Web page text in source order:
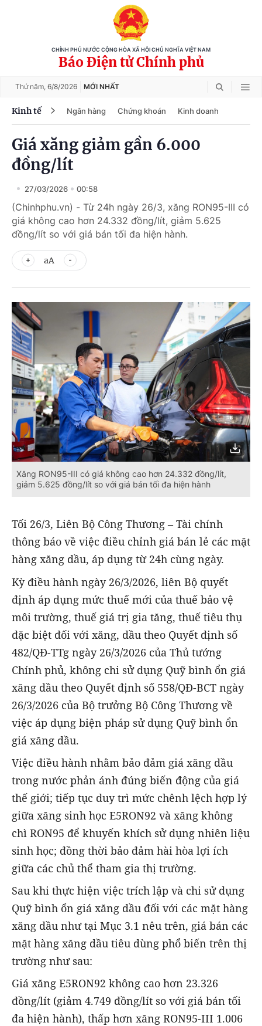
CHÍNH PHỦ NƯỚC CỘNG HÒA XÃ HỘI CHỦ NGHĨA VIỆT NAM
Báo Điện tử Chính phủ
Thứ năm, 6/8/2026 MỚI NHẤT
Kinh tế Ngân hàng Chứng khoán Kinh doanh
Giá xăng giảm gần 6.000
đồng/lít
27/03/2026 00:58
(Chinhphu.vn) - Từ 24h ngày 26/3, xăng RON95-III có
giá không cao hơn 24.332 đồng/lít, giảm 5.625
đồng/lít so với giá bán tối đa hiện hành.
aA
Xăng RON95-III có giá không cao hơn 24.332 đồng/lít,
giảm 5.625 đồng/lít so với giá bán tối đa hiện hành
Tối 26/3, Liên Bộ Công Thương – Tài chính
thông báo về việc điều chỉnh giá bán lẻ các mặt
hàng xăng dầu, áp dụng từ 24h cùng ngày.
Kỳ điều hành ngày 26/3/2026, liên Bộ quyết
định áp dụng mức thuế mới của thuế bảo vệ
môi trường, thuế giá trị gia tăng, thuế tiêu thụ
đặc biệt đối với xăng, dầu theo Quyết định số
482/QĐ-TTg ngày 26/3/2026 của Thủ tướng
Chính phủ, không chi sử dụng Quỹ bình ổn giá
xăng dầu theo Quyết định số 558/QĐ-BCT ngày
26/3/2026 của Bộ trưởng Bộ Công Thương về
việc áp dụng biện pháp sử dụng Quỹ bình ổn
giá xăng dầu.
Việc điều hành nhằm bảo đảm giá xăng dầu
trong nước phản ánh đúng biến động của giá
thế giới; tiếp tục duy trì mức chênh lệch hợp lý
giữa xăng sinh học E5RON92 và xăng không
chì RON95 để khuyến khích sử dụng nhiên liệu
sinh học; đồng thời bảo đảm hài hòa lợi ích
giữa các chủ thể tham gia thị trường.
Sau khi thực hiện việc trích lập và chi sử dụng
Quỹ bình ổn giá xăng dầu đối với các mặt hàng
xăng dầu như tại Mục 3.1 nêu trên, giá bán các
mặt hàng xăng dầu tiêu dùng phổ biến trên thị
trường như sau:
Giá xăng E5RON92 không cao hơn 23.326
đồng/lít (giảm 4.749 đồng/lít so với giá bán tối
đa hiện hành), thấp hơn xăng RON95-III 1.006